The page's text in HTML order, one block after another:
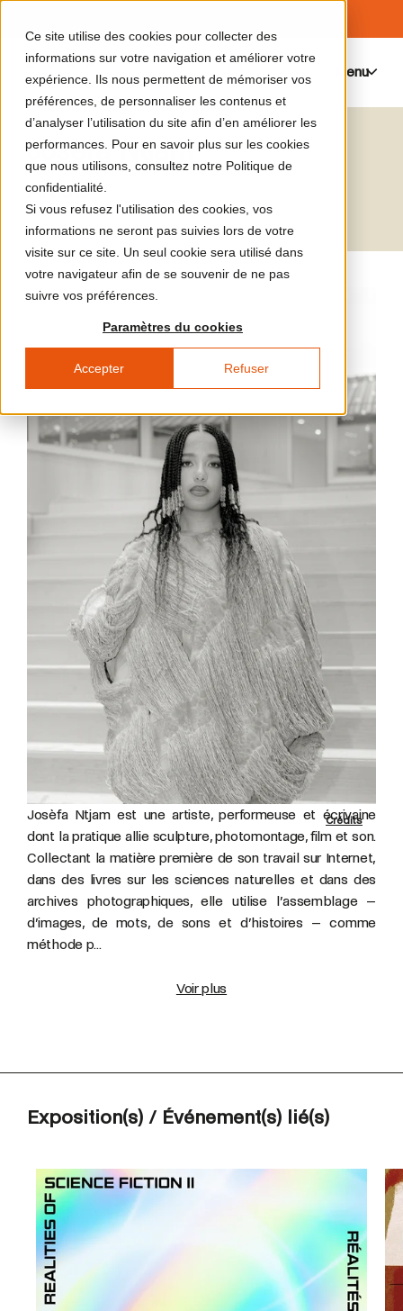
Ce site utilise des cookies pour collecter des
informations sur votre navigation et améliorer votre
expérience. Ils nous permettent de mémoriser vos
préférences, de personnaliser les contenus et
d’analyser l’utilisation du site afin d’en améliorer les
performances. Pour en savoir plus sur les cookies
que nous utilisons, consultez notre Politique de
confidentialité.
Si vous refusez l'utilisation des cookies, vos
informations ne seront pas suivies lors de votre
visite sur ce site. Un seul cookie sera utilisé dans
votre navigateur afin de se souvenir de ne pas
suivre vos préférences.
Paramètres du cookies
Accepter Refuser
Menu
Josèfa Ntjam
Artiste
Crédits
Josèfa Ntjam est une artiste, performeuse et écrivaine
dont la pratique allie sculpture, photomontage, film et son.
Collectant la matière première de son travail sur Internet,
dans des livres sur les sciences naturelles et dans des
archives photographiques, elle utilise l’assemblage –
d’images, de mots, de sons et d’histoires – comme
méthode p...
Voir plus
Exposition(s) / Événement(s) lié(s)